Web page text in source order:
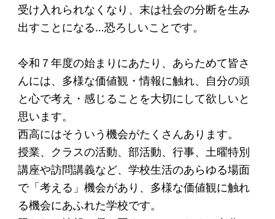
受け入れられなくなり、末は社会の分断を生み
出すことになる…恐ろしいことです。
令和７年度の始まりにあたり、あらためて皆さ
んには、多様な価値観・情報に触れ、自分の頭
と心で考え・感じることを大切にして欲しいと
思います。
西高にはそういう機会がたくさんあります。
授業、クラスの活動、部活動、行事、土曜特別
講座や訪問講義など、学校生活のあらゆる場面
で「考える」機会があり、多様な価値観に触れ
る機会にあふれた学校です。